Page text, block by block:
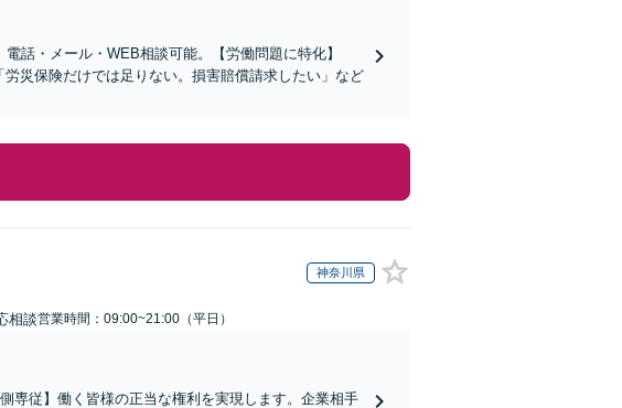
話・メール・WEB相談可能。【労働問題に特化】
災保険だけでは足りない。損害賠償請求したい」など
神奈川県
相談営業時間：09:00~21:00（平日）
専従】働く皆様の正当な権利を実現します。企業相手